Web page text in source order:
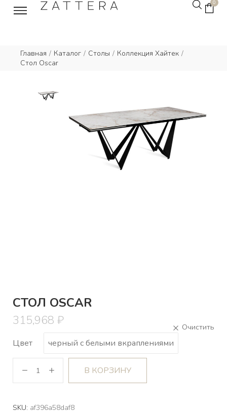
0
Главная / Каталог / Столы / Коллекция Хайтек /
Стол Oscar
СТОЛ OSCAR
315,968 ₽
Цвет черный с белыми вкраплениями
В КОРЗИНУ
SKU: af396a58daf8